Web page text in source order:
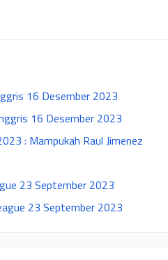
16 Desember 2023
16 Desember 2023
: Mampukah Raul Jimenez
23 September 2023
23 September 2023